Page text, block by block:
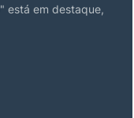
" está em destaque,